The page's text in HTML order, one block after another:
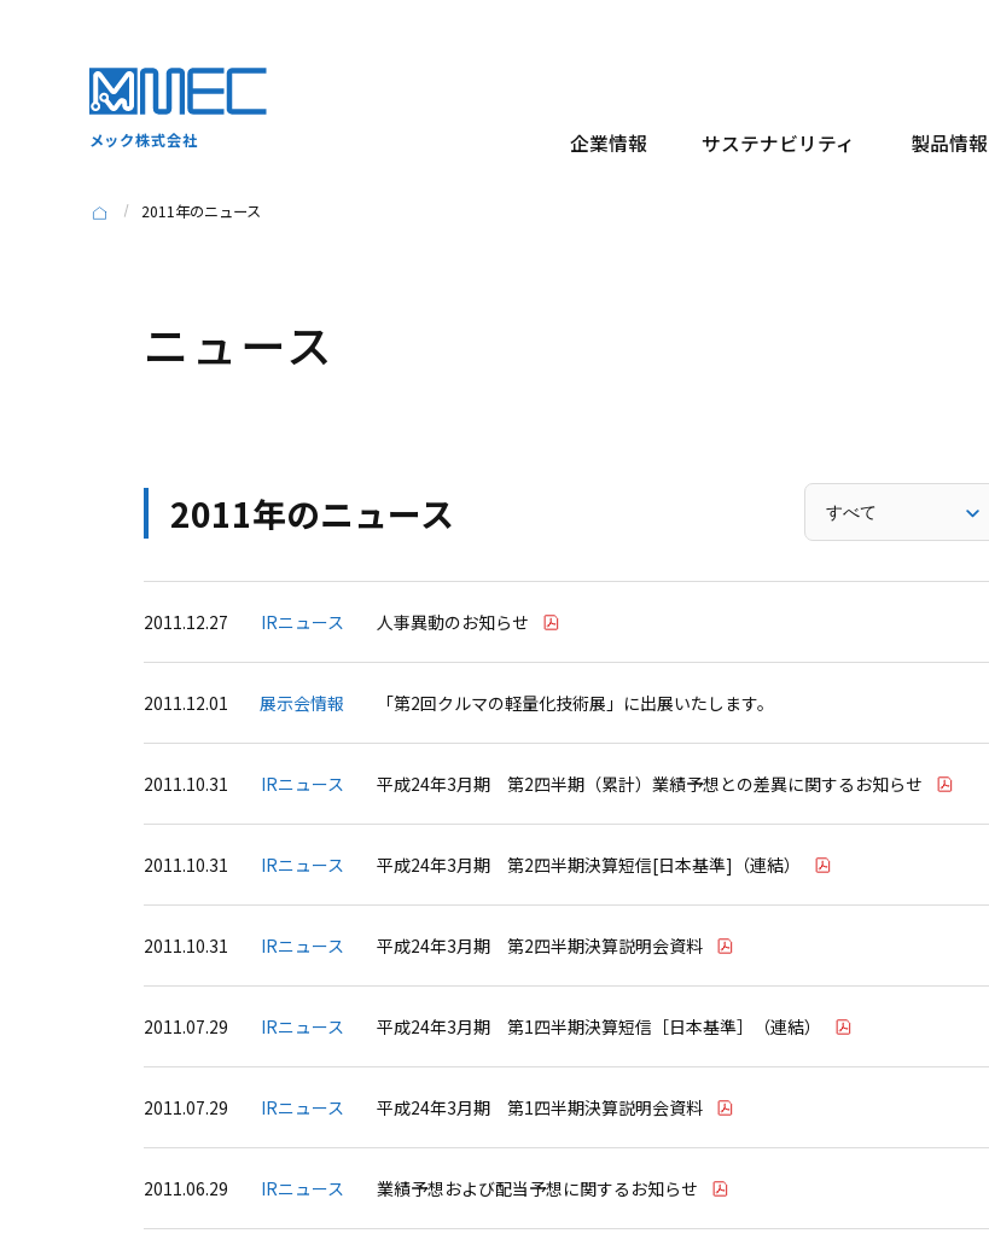
メック株式会社 企業情報 サステナビリティ 製品情報
2011年のニュース
ニュース
2011年のニュース
2011.12.27 IRニュース 人事異動のお知らせ
2011.12.01 展示会情報 「第2回クルマの軽量化技術展」に出展いたします。
2011.10.31 IRニュース 平成24年3月期 第2四半期（累計）業績予想との差異に関するお知らせ
2011.10.31 IRニュース 平成24年3月期 第2四半期決算短信[日本基準]（連結）
2011.10.31 IRニュース 平成24年3月期 第2四半期決算説明会資料
2011.07.29 IRニュース 平成24年3月期 第1四半期決算短信［日本基準］（連結）
2011.07.29 IRニュース 平成24年3月期 第1四半期決算説明会資料
2011.06.29 IRニュース 業績予想および配当予想に関するお知らせ